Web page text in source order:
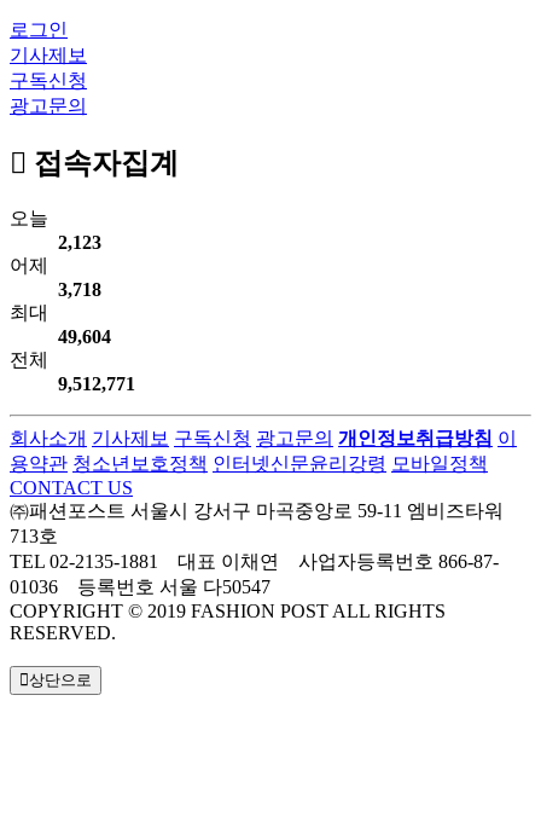
로그인
기사제보
구독신청
광고문의
접속자집계
오늘
2,123
어제
3,718
최대
49,604
전체
9,512,771
회사소개 기사제보 구독신청 광고문의 개인정보취급방침 이
용약관 청소년보호정책 인터넷신문윤리강령 모바일정책
CONTACT US
㈜패션포스트 서울시 강서구 마곡중앙로 59-11 엠비즈타워
713호
TEL 02-2135-1881 대표 이채연 사업자등록번호 866-87-
01036 등록번호 서울 다50547
COPYRIGHT © 2019 FASHION POST ALL RIGHTS
RESERVED.
상단으로